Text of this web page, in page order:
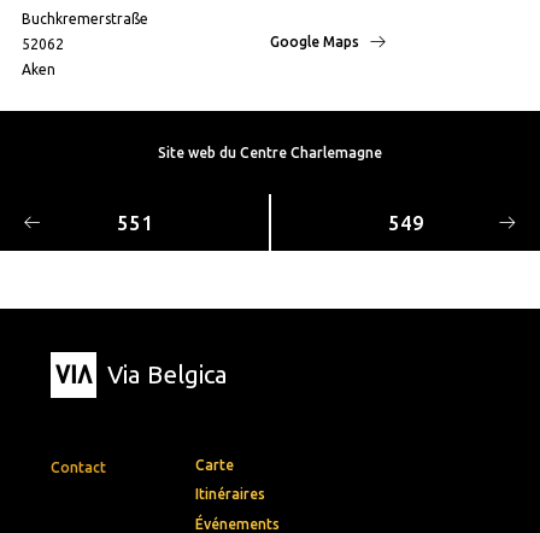
Buchkremerstraße
52062
Aken
Google Maps
Site web du Centre Charlemagne
551 549
Via Belgica
Contact
Carte
Itinéraires
Événements